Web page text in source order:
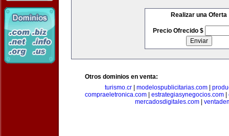
Realizar una Oferta
Precio Ofrecido $
Otros dominios en venta:
turismo.cr
modelospublicitarias.com
compraeletronica.com
estrategiasynegocios.com
mercadosdigitales.com|